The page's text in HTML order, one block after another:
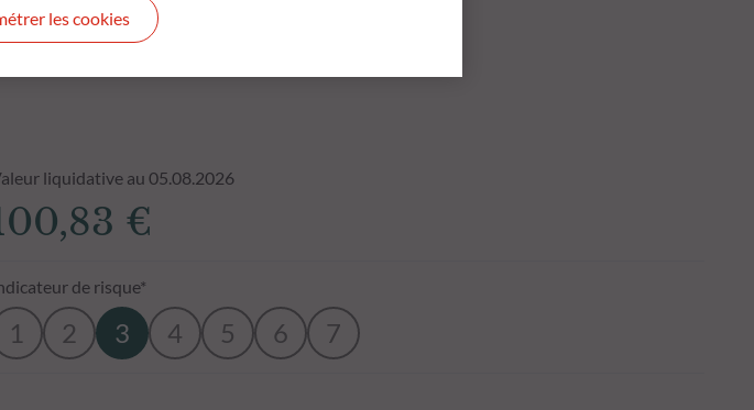
liquidative au 05.08.2026
€
de risque*
1 2 3 4 5 6 7
les cookies